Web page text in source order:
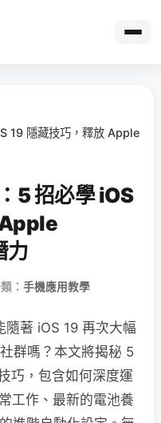
19 隱藏技巧，釋放 Apple
5 招必學 iOS
力
： 手機應用教學
著 iOS 19 再次大幅
群嗎？本文將揭秘 5
巧，包含如何深度運
工作、最新的電池養